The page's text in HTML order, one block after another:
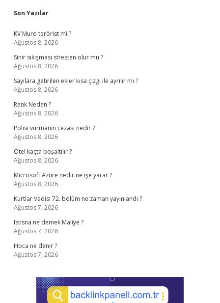
Sidebar
Son Yazılar
KV Muro terörist mi ?
Ağustos 8, 2026
Sinir sıkışması stresten olur mu ?
Ağustos 8, 2026
Sayılara getirilen ekler kısa çizgi ile ayrılır mı ?
Ağustos 8, 2026
Renk Neden ?
Ağustos 8, 2026
Polisi vurmanın cezası nedir ?
Ağustos 8, 2026
Otel kaçta boşaltılır ?
Ağustos 8, 2026
Microsoft Azure nedir ne işe yarar ?
Ağustos 8, 2026
Kurtlar Vadisi 72. bölüm ne zaman yayınlandı ?
Ağustos 7, 2026
Istisna ne demek Maliye ?
Ağustos 7, 2026
Hoca ne denir ?
Ağustos 7, 2026